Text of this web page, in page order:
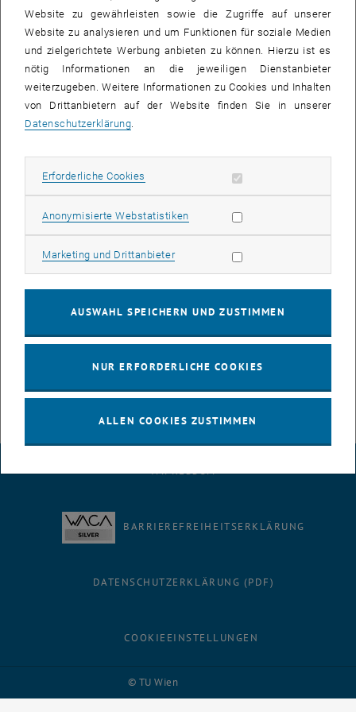
Einstellung der Gier- und Nickwinkel erfolgt durch eine
automatische Verstellvorrichtung mit Schrittmotoren. Die
Einstellung des gewünschten Betriebspunktes erfolgt über die
Drehzahl des Radialgebläses. Zusätzlich werden der Totaldruck und
die Totaltemperatur in der Beruhigungsstrecke permanent
gemessen.
© IET
© TU Wien
IMPRESSUM
BARRIEREFREIHEITSERKLÄRUNG
DATENSCHUTZERKLÄRUNG (PDF)
COOKIEEINSTELLUNGEN
Website zu gewährleisten sowie die Zugriffe auf unserer
Website zu analysieren und um Funktionen für soziale Medien
und zielgerichtete Werbung anbieten zu können. Hierzu ist es
nötig Informationen an die jeweiligen Dienstanbieter
weiterzugeben. Weitere Informationen zu Cookies und Inhalten
von Drittanbietern auf der Website finden Sie in unserer
Datenschutzerklärung
Erforderliche Cookies Erforderliche Cookies zulassen
Anonymisierte WebstatistikenStatistik Cookies zulassen
Marketing und DrittanbieterMarketing Cookies zulassen
AUSWAHL SPEICHERN UND ZUSTIMMEN
NUR ERFORDERLICHE COOKIES
ALLEN COOKIES ZUSTIMMEN